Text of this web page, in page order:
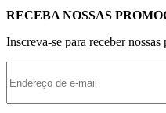
RECEBA NOSSAS
Inscreva-se para receber